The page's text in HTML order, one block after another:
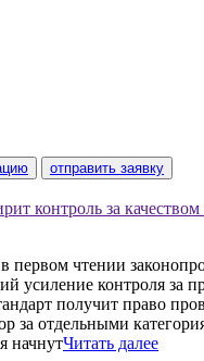
отправить заявку
контроль за
первом чтении
усиление контроля за
получит право
за отдельными
начнутЧитать далее